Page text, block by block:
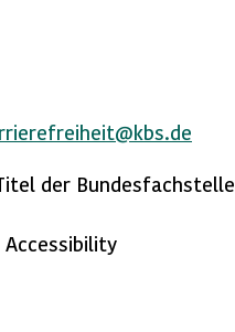
der Bundesfachstelle
Accessibility